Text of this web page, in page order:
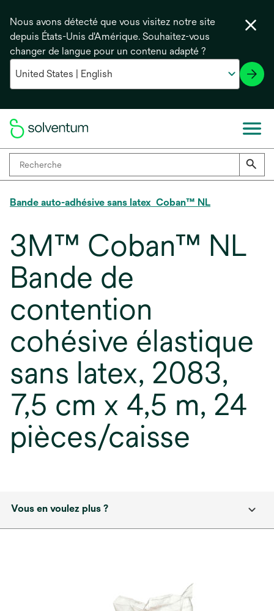
Nous avons détecté que vous visitez notre site
depuis États-Unis d'Amérique. Souhaitez-vous
changer de langue pour un contenu adapté ?
Bande auto-adhésive sans latex Coban™ NL
3M™ Coban™ NL
Bande de
contention
cohésive élastique
sans latex, 2083,
7,5 cm x 4,5 m, 24
pièces/caisse
Vous en voulez plus ?